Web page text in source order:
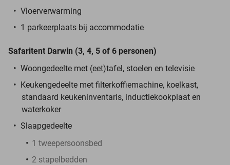
Vloerverwarming
1 parkeerplaats bij accommodatie
Safaritent Darwin (3, 4, 5 of 6 personen)
Woongedeelte met (eet)tafel, stoelen en televisie
Keukengedeelte met filterkoffiemachine, koelkast,
standaard keukeninventaris, inductiekookplaat en
waterkoker
Slaapgedeelte
1 tweepersoonsbed
2 stapelbedden